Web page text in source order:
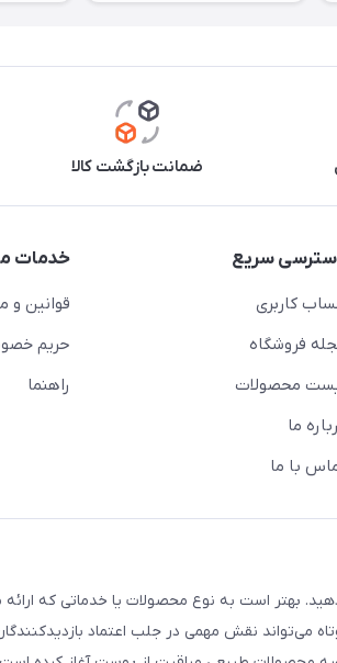
ضمانت بازگشت کالا
سریع
کاربری
فروشگاه
محصولات
ما
با ما
خدمات
قوانین و
حریم
راهنما
بهتر است به نوع محصولات یا خدماتی که ارائه
می‌تواند نقش مهمی در جلب اعتماد